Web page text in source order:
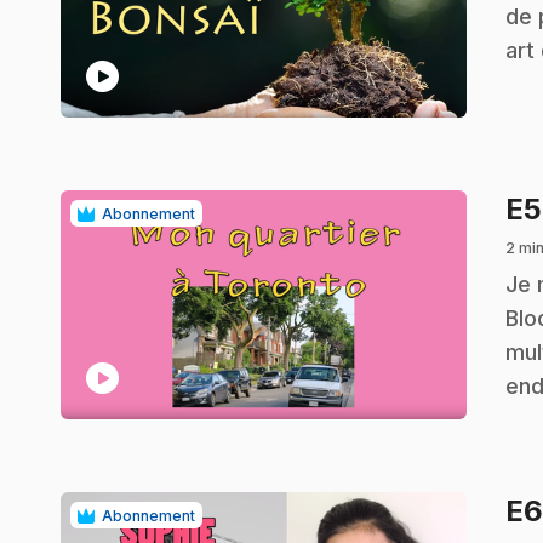
play_circle
de
art
Abonnement
play_circle
E5
2
.Je
Abonnement E6